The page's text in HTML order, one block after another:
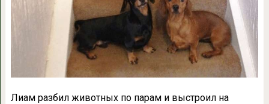
Лиам разбил животных по парам и выстроил на